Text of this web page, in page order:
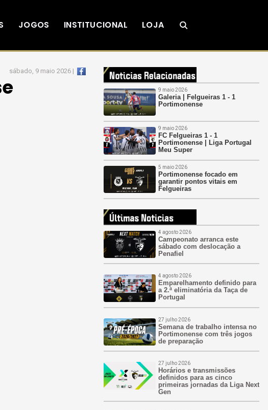
JOGOS INSTITUCIONAL LOJA
sábado, 9 maio 2026 |
9 maio 2026
Galeria | Felgueiras 1 - 1
Portimonense
9 maio 2026
FC Felgueiras 1 - 1
Portimonense | Liga Portugal
Meu Super
5 maio 2026
Portimonense focado em
garantir pontos vitais em
Felgueiras
4 agosto 2026
Campeonato arranca este
sábado com deslocação a
Penafiel
4 agosto 2026
Emparelhamento definido para
a 2.ª eliminatória da Taça de
Portugal
27 julho 2026
Semana de trabalho intensa no
Portimonense com três jogos
de preparação
27 julho 2026
Horários e transmissões
definidos para as cinco
primeiras jornadas da Liga Next
Gen